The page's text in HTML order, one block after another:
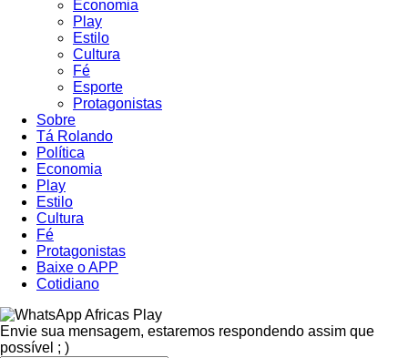
Economia
Play
Estilo
Cultura
Fé
Esporte
Protagonistas
Sobre
Tá Rolando
Política
Economia
Play
Estilo
Cultura
Fé
Protagonistas
Baixe o APP
Cotidiano
Africas Play
Envie sua mensagem, estaremos respondendo assim que
possível ; )